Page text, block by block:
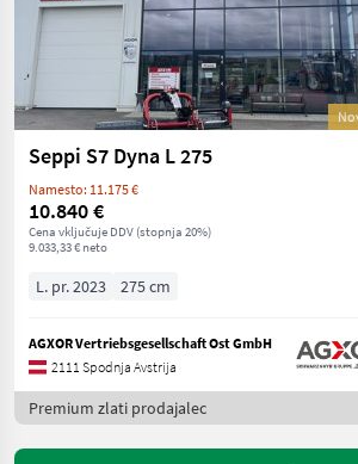
Seppi S7 Dyna L 275
Namesto: 11.175 €
10.840 €
Cena vključuje DDV (stopnja 20%)
9.033,33 € neto
L. pr. 2023 275 cm
AGXOR Vertriebsgesellschaft Ost GmbH
2111 Spodnja Avstrija
Premium zlati prodajalec